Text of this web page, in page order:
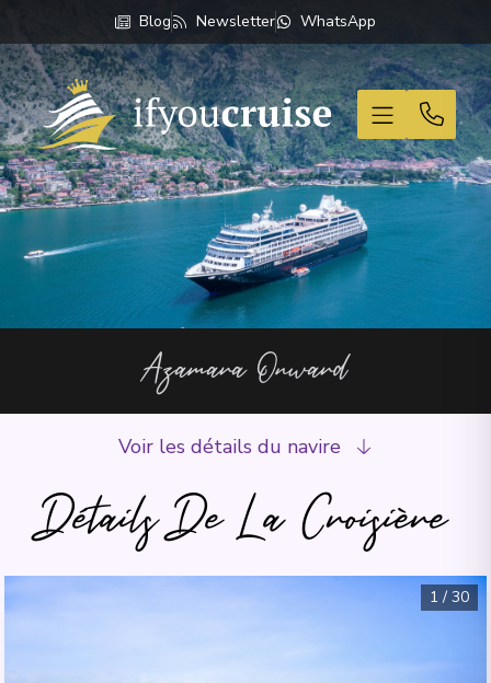
Blog Newsletter WhatsApp
If You Cruise
Azamara Onward
Détails De La Croisière
Voir les détails du navire
1 / 30